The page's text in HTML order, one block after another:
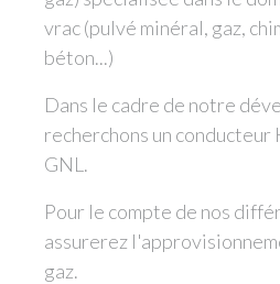
vrac (pulvé minéral, gaz,
béton...)
Dans le cadre de notre
recherchons un
GNL.
Pour le compte de nos
assurerez
gaz.